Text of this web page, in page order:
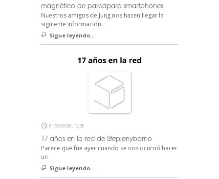
magnético de paredpara smartphones
Nuestros amigos de Jung nos hacen llegar la
siguiente información.
Sigue leyendo...
01/05/2026, 12:36
17 años en la red de Stepienybarno
Parece que fue ayer cuando se nos ocurrió hacer
un
Sigue leyendo...